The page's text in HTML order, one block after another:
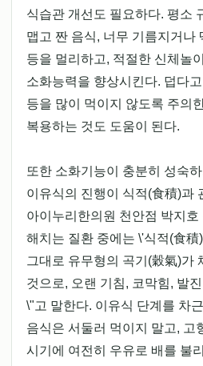
식습관 개선도 필요하다. 평소
맵고 짠 음식, 너무 기름지거나
등을 멀리하고, 적절한 신체놀
소화능력을 향상시킨다. 덥다
등을 많이 먹이지 않도록 주의
복용하는 것도 도움이 된다.
또한 소화기능이 충분히 성숙
이유식의 진행이 식적(食積)과
아이누리한의원 천안점 박지호
해치는 질환 중에는 \'식적(食
그대로 유무형의 곡기(穀氣)가
것으로, 오랜 기침, 코막힘, 발
\"고 말한다. 이유식 단계를 차
음식은 서둘러 먹이지 말고, 고
시기에 여전히 우유로 배를 불